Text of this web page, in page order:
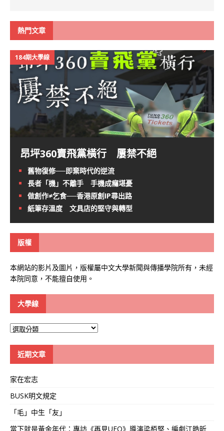
熱門文章
184期大學線
昂坪360賣飛黨橫行 屢禁不絕
舊物復修──即棄時代的逆流
長者「機」不離手 手機成癮堪憂
做創作≠乞食──香港原創IP尋出路
紙筆存溫度 文具店的堅守與轉型
版權
本網站的影片及圖片，版權屬中文大學新聞與傳播學院所有，未經
本院同意，不能擅自使用。
大學線
大
近期文章
家在宏志
BUSK明文規定
「毛」中生「友」
當下就是黃金年代：專訪《再見UFO》導演梁栢堅、編劇江皓昕